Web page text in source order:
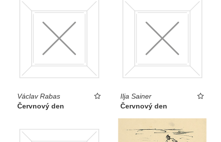
Václav Rabas
Červnový den
Ilja Sainer
Červnový den